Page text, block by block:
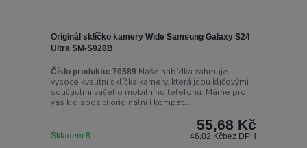
Originál sklíčko kamery Wide Samsung Galaxy S24
Ultra SM-S928B
Číslo produktu: 70589 Naše nabídka zahrnuje
vysoce kvalitní sklíčka kamery, která jsou klíčovými
součástmi vašeho mobilního telefonu. Máme pro
vás k dispozici originální i kompat...
55,68 Kč
46,02 Kčbez DPH
Skladem 8